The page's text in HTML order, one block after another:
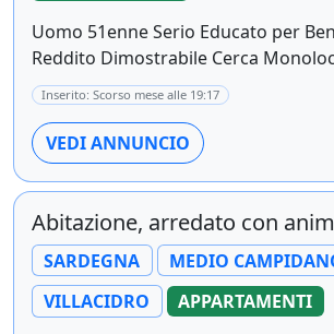
Uomo 51enne Serio Educato per
Reddito Dimostrabile Cerca
Inserito: Scorso mese alle 19:17
VEDI ANNUNCIO
Abitazione, arredato con
SARDEGNA
MEDIO
VILLACIDRO
APPARTAMENTI